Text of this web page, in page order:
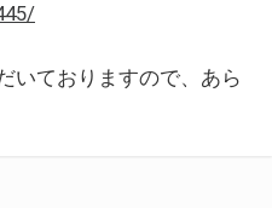
いておりますので、あら